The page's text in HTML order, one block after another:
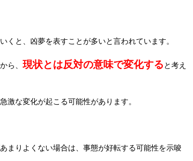
くと、凶夢を表すことが多いと言われています。
ら、現状とは反対の意味で変化すると考え
激な変化が起こる可能性があります。
まりよくない場合は、事態が好転する可能性を示唆